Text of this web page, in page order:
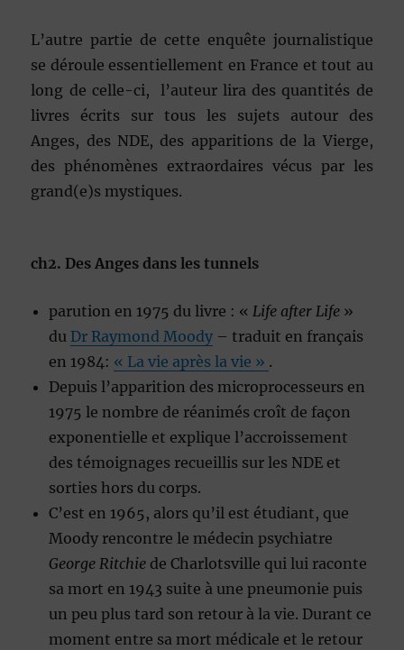
L’autre partie de cette enquête journalistique
se déroule essentiellement en France et tout au
long de celle-ci, l’auteur lira des quantités de
livres écrits sur tous les sujets autour des
Anges, des NDE, des apparitions de la Vierge,
des phénomènes extraordaires vécus par les
grand(e)s mystiques.
ch2. Des Anges dans les tunnels
parution en 1975 du livre : «Life after Life »
du Dr Raymond Moody – traduit en français
en 1984: « La vie après la vie » .
Depuis l’apparition des microprocesseurs en
1975 le nombre de réanimés croît de façon
exponentielle et explique l’accroissement
des témoignages recueillis sur les NDE et
sorties hors du corps.
C’est en 1965, alors qu’il est étudiant, que
Moody rencontre le médecin psychiatre
George Ritchie de Charlotsville qui lui raconte
sa mort en 1943 suite à une pneumonie puis
un peu plus tard son retour à la vie. Durant ce
moment entre sa mort médicale et le retour